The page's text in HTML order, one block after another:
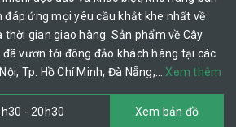
đáp ứng mọi yêu cầu khắt khe nhất về
gian giao hàng. Sản phẩm về Cây
đã vươn tới đông đảo khách hàng tại các
Tp. Hồ Chí Minh, Đà Nẵng,… Xem thêm
- 20h30 Xem bản đồ